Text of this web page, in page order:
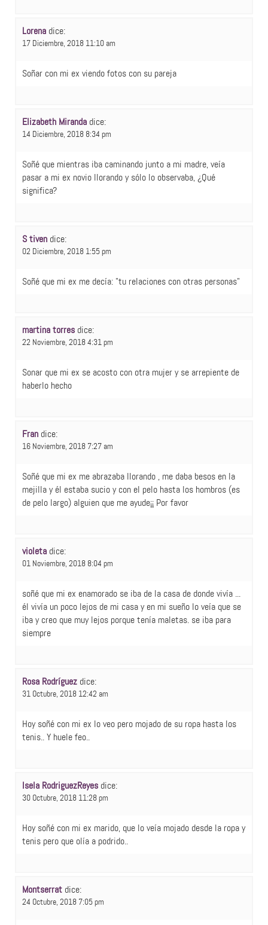
Lorena dice:
17 Diciembre, 2018 11:10 am
Soñar con mi ex viendo fotos con su pareja
Elizabeth Miranda dice:
14 Diciembre, 2018 8:34 pm
Soñé que mientras iba caminando junto a mi madre, veía
pasar a mi ex novio llorando y sólo lo observaba, ¿Qué
significa?
S tiven dice:
02 Diciembre, 2018 1:55 pm
Soñé que mi ex me decía: "tu relaciones con otras personas"
martina torres dice:
22 Noviembre, 2018 4:31 pm
Sonar que mi ex se acosto con otra mujer y se arrepiente de
haberlo hecho
Fran dice:
16 Noviembre, 2018 7:27 am
Soñé que mi ex me abrazaba llorando , me daba besos en la
mejilla y él estaba sucio y con el pelo hasta los hombros (es
de pelo largo) alguien que me ayude¡¡ Por favor
violeta dice:
01 Noviembre, 2018 8:04 pm
soñé que mi ex enamorado se iba de la casa de donde vivía ...
él vivía un poco lejos de mi casa y en mi sueño lo veía que se
iba y creo que muy lejos porque tenía maletas. se iba para
siempre
Rosa Rodríguez dice:
31 Octubre, 2018 12:42 am
Hoy soñé con mi ex lo veo pero mojado de su ropa hasta los
tenis.. Y huele feo..
Isela RodriguezReyes dice:
30 Octubre, 2018 11:28 pm
Hoy soñé con mi ex marido, que lo veía mojado desde la ropa y
tenis pero que olía a podrido..
Montserrat dice:
24 Octubre, 2018 7:05 pm